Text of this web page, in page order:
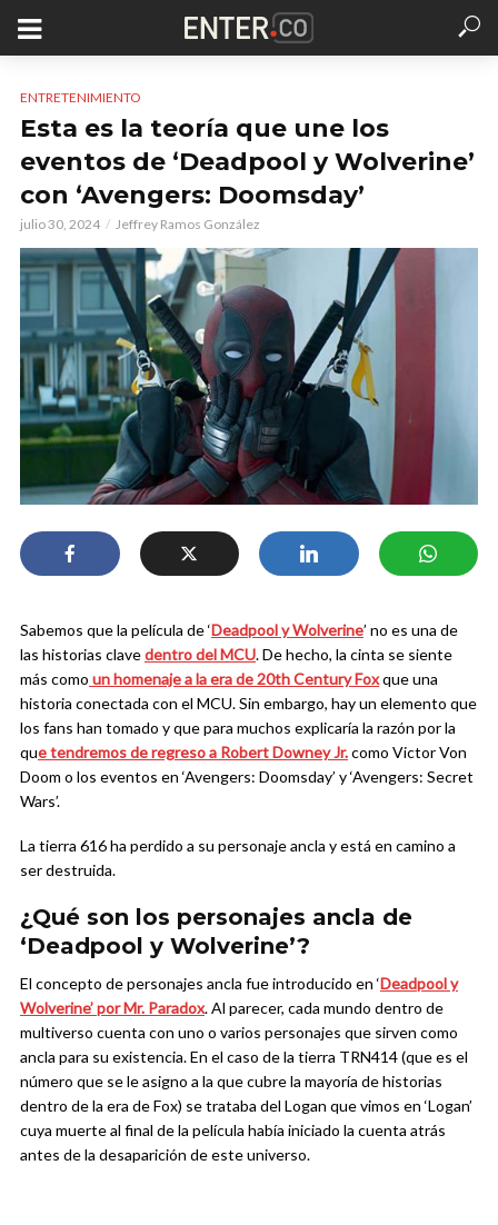
ENTRETENIMIENTO
Esta es la teoría que une los
eventos de ‘Deadpool y Wolverine’
con ‘Avengers: Doomsday’
julio 30, 2024 Jeffrey Ramos González
Sabemos que la película de ‘Deadpool y Wolverine’ no es una de
las historias clavedentro del MCU. De hecho, la cinta se siente
más como un homenaje a la era de 20th Century Foxque una
historia conectada con el MCU. Sin embargo, hay un elemento que
los fans han tomado y que para muchos explicaría la razón por la
que tendremos de regreso a Robert Downey Jr.como Victor Von
Doom o los eventos en ‘Avengers: Doomsday’ y ‘Avengers: Secret
Wars’.
La tierra 616 ha perdido a su personaje ancla y está en camino a
ser destruida.
¿Qué son los personajes ancla de
‘Deadpool y Wolverine’?
El concepto de personajes ancla fue introducido en ‘Deadpool y
Wolverine’ por Mr. Paradox. Al parecer, cada mundo dentro de
multiverso cuenta con uno o varios personajes que sirven como
ancla para su existencia. En el caso de la tierra TRN414 (que es el
número que se le asigno a la que cubre la mayoría de historias
dentro de la era de Fox) se trataba del Logan que vimos en ‘Logan’
cuya muerte al final de la película había iniciado la cuenta atrás
antes de la desaparición de este universo.